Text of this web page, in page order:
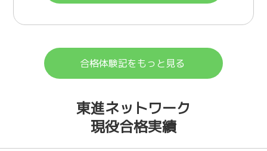
合格体験記をもっと見る
東進ネットワーク
現役合格実績